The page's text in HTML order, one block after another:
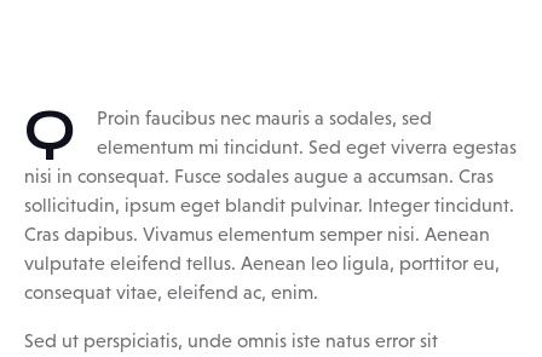
Q
Proin faucibus nec mauris a sodales, sed
elementum mi tincidunt. Sed eget viverra egestas
nisi in consequat. Fusce sodales augue a accumsan. Cras
sollicitudin, ipsum eget blandit pulvinar. Integer tincidunt.
Cras dapibus. Vivamus elementum semper nisi. Aenean
vulputate eleifend tellus. Aenean leo ligula, porttitor eu,
consequat vitae, eleifend ac, enim.
Sed ut perspiciatis, unde omnis iste natus error sit